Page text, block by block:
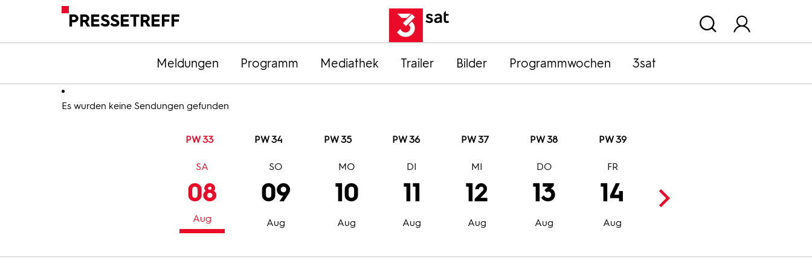
PRESSETREFF
Meldungen Programm Mediathek Trailer Bilder Programmwochen 3sat
Es wurden keine Sendungen gefunden
PW 33 PW 34 PW 35 PW 36 PW 37 PW 38 PW 39
08
Aug
SA
09
Aug
SO
10
Aug
MO
11
Aug
DI
12
Aug
MI
13
Aug
DO
14
Aug
FR
15